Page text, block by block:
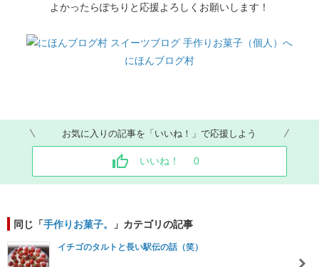
よかったらぽちりと応援よろしくお願いします！
にほんブログ村
お気に入りの記事を「いいね！」で応援しよう
いいね！ 0
同じ「手作りお菓子。 」カテゴリの記事
イチゴのタルトと長い駅伝の話（笑）